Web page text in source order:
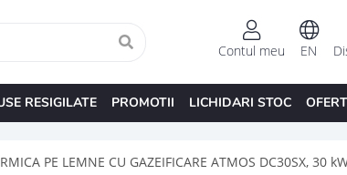
EN
Contul meu
RESIGILATE PROMOTII LICHIDARI STOC
PE LEMNE CU GAZEIFICARE ATMOS DC30SX, 30